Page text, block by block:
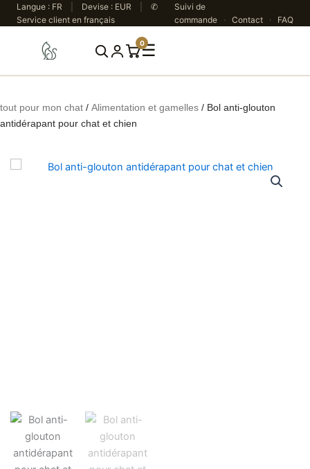
Langue : FR Devise : EUR
✆
Service client en français
Suivi de
commande
· Contact · FAQ
0☰
Aller
au
tout pour mon chat / Alimentation et gamelles / Bol anti-glouton
antidérapant pour chat et chien